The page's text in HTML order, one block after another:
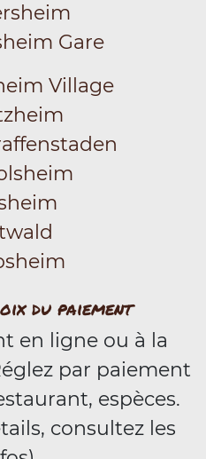
Gare
Village
du paiement
en ligne ou à la
par paiement
espèces.
consultez les